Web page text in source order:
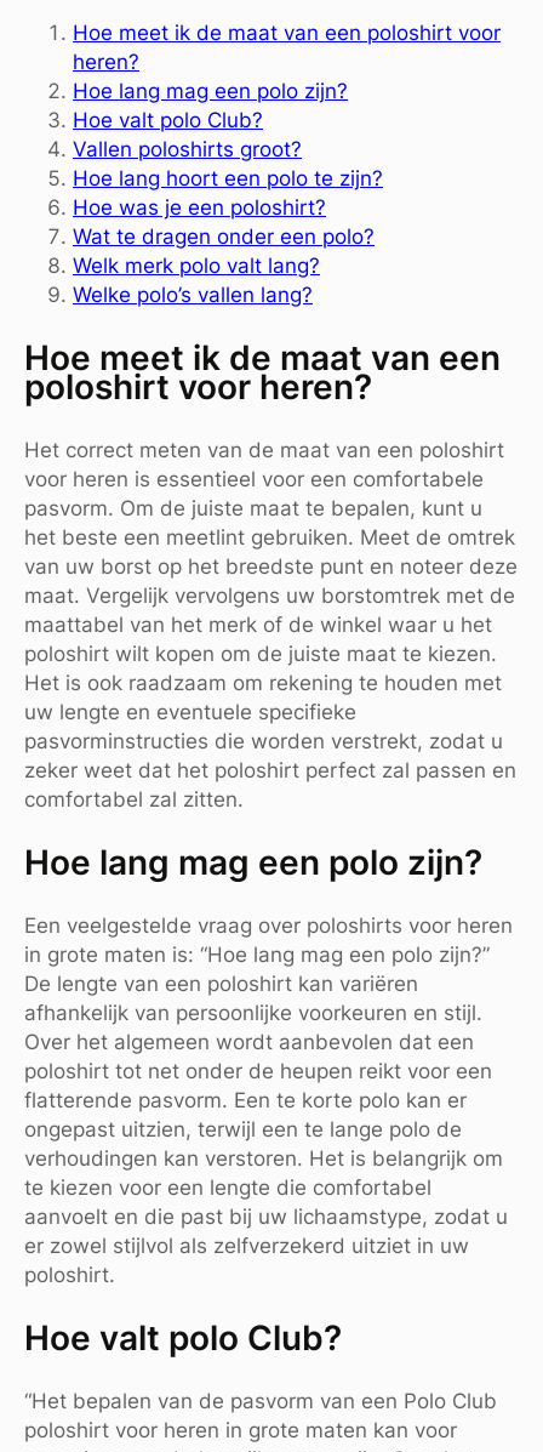
Hoe meet ik de maat van een poloshirt voor
heren?
Hoe lang mag een polo zijn?
Hoe valt polo Club?
Vallen poloshirts groot?
Hoe lang hoort een polo te zijn?
Hoe was je een poloshirt?
Wat te dragen onder een polo?
Welk merk polo valt lang?
Welke polo’s vallen lang?
Hoe meet ik de maat van een
poloshirt voor heren?
Het correct meten van de maat van een poloshirt
voor heren is essentieel voor een comfortabele
pasvorm. Om de juiste maat te bepalen, kunt u
het beste een meetlint gebruiken. Meet de omtrek
van uw borst op het breedste punt en noteer deze
maat. Vergelijk vervolgens uw borstomtrek met de
maattabel van het merk of de winkel waar u het
poloshirt wilt kopen om de juiste maat te kiezen.
Het is ook raadzaam om rekening te houden met
uw lengte en eventuele specifieke
pasvorminstructies die worden verstrekt, zodat u
zeker weet dat het poloshirt perfect zal passen en
comfortabel zal zitten.
Hoe lang mag een polo zijn?
Een veelgestelde vraag over poloshirts voor heren
in grote maten is: “Hoe lang mag een polo zijn?”
De lengte van een poloshirt kan variëren
afhankelijk van persoonlijke voorkeuren en stijl.
Over het algemeen wordt aanbevolen dat een
poloshirt tot net onder de heupen reikt voor een
flatterende pasvorm. Een te korte polo kan er
ongepast uitzien, terwijl een te lange polo de
verhoudingen kan verstoren. Het is belangrijk om
te kiezen voor een lengte die comfortabel
aanvoelt en die past bij uw lichaamstype, zodat u
er zowel stijlvol als zelfverzekerd uitziet in uw
poloshirt.
Hoe valt polo Club?
“Het bepalen van de pasvorm van een Polo Club
poloshirt voor heren in grote maten kan voor